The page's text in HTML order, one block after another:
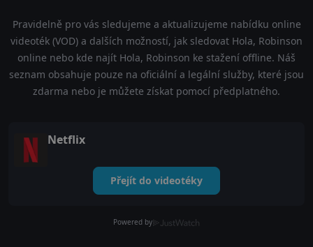
Pravidelně pro vás sledujeme a aktualizujeme nabídku online
videoték (VOD) a dalších možností, jak sledovat Hola, Robinson
online nebo kde najít Hola, Robinson ke stažení offline. Náš
seznam obsahuje pouze na oficiální a legální služby, které jsou
zdarma nebo je můžete získat pomocí předplatného.
Netflix
Přejít do videotéky
Powered by